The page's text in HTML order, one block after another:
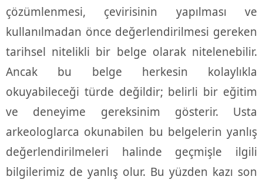
çözümlenmesi, çevirisinin yapılması ve
kullanılmadan önce değerlendirilmesi gereken
tarihsel nitelikli bir belge olarak nitelenebilir.
Ancak bu belge herkesin kolaylıkla
okuyabileceği türde değildir; belirli bir eğitim
ve deneyime gereksinim gösterir. Usta
arkeologlarca okunabilen bu belgelerin yanlış
değerlendirilmeleri halinde geçmişle ilgili
bilgilerimiz de yanlış olur. Bu yüzden kazı son